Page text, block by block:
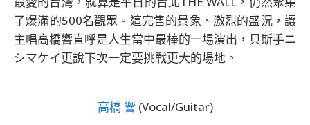
了爆滿的500名觀眾。這完售的景象、激烈的盛況，讓
主唱高橋響直呼是人生當中最棒的一場演出，貝斯手ニ
シマケイ更說下次一定要挑戰更大的場地。
高橋 響(Vocal/Guitar)